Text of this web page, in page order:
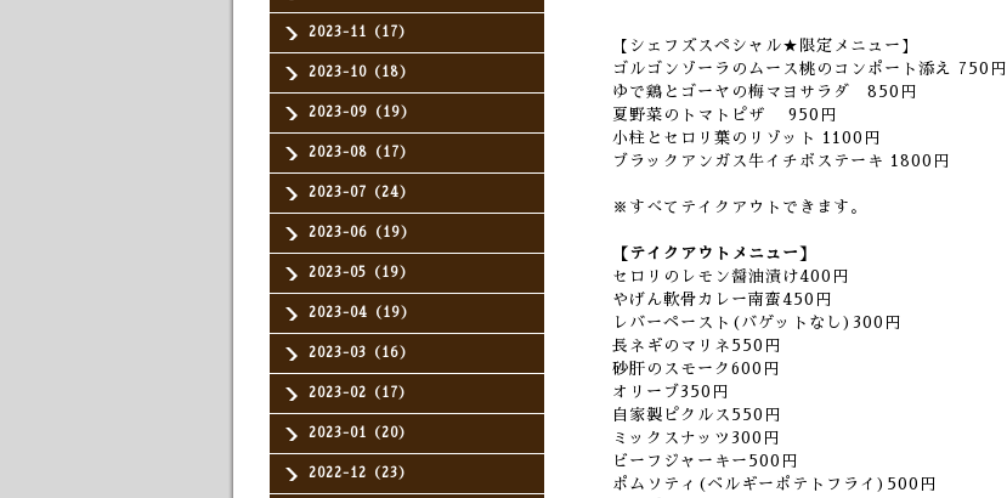
2023-11（17）
2023-10（18）
2023-09（19）
2023-08（17）
2023-07（24）
2023-06（19）
2023-05（19）
2023-04（19）
2023-03（16）
2023-02（17）
2023-01（20）
2022-12（23）
【シェフズスペシャル★限定メニュー】
ゴルゴンゾーラのムース桃のコンポート添え 750円
ゆで鶏とゴーヤの梅マヨサラダ 850円
夏野菜のトマトピザ 950円
小柱とセロリ葉のリゾット 1100円
ブラックアンガス牛イチボステーキ 1800円
※すべてテイクアウトできます。
【テイクアウトメニュー】
セロリのレモン醤油漬け400円
やげん軟骨カレー南蛮450円
レバーペースト(バゲットなし)300円
長ネギのマリネ550円
砂肝のスモーク600円
オリーブ350円
自家製ピクルス550円
ミックスナッツ300円
ビーフジャーキー500円
ポムソティ(ベルギーポテトフライ)500円